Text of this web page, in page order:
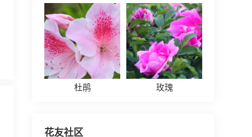
杜鹃 玫瑰
花友社区